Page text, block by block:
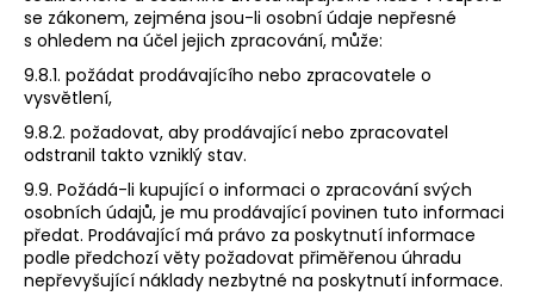
se zákonem, zejména jsou-li osobní údaje nepřesné
s ohledem na účel jejich zpracování, může:
9.8.1. požádat prodávajícího nebo zpracovatele o
vysvětlení,
9.8.2. požadovat, aby prodávající nebo zpracovatel
odstranil takto vzniklý stav.
9.9. Požádá-li kupující o informaci o zpracování svých
osobních údajů, je mu prodávající povinen tuto informaci
předat. Prodávající má právo za poskytnutí informace
podle předchozí věty požadovat přiměřenou úhradu
nepřevyšující náklady nezbytné na poskytnutí informace.